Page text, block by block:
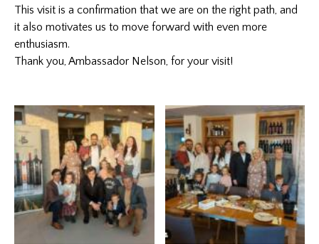
This visit is a confirmation that we are on the right path, and
it also motivates us to move forward with even more
enthusiasm.
Thank you, Ambassador Nelson, for your visit!